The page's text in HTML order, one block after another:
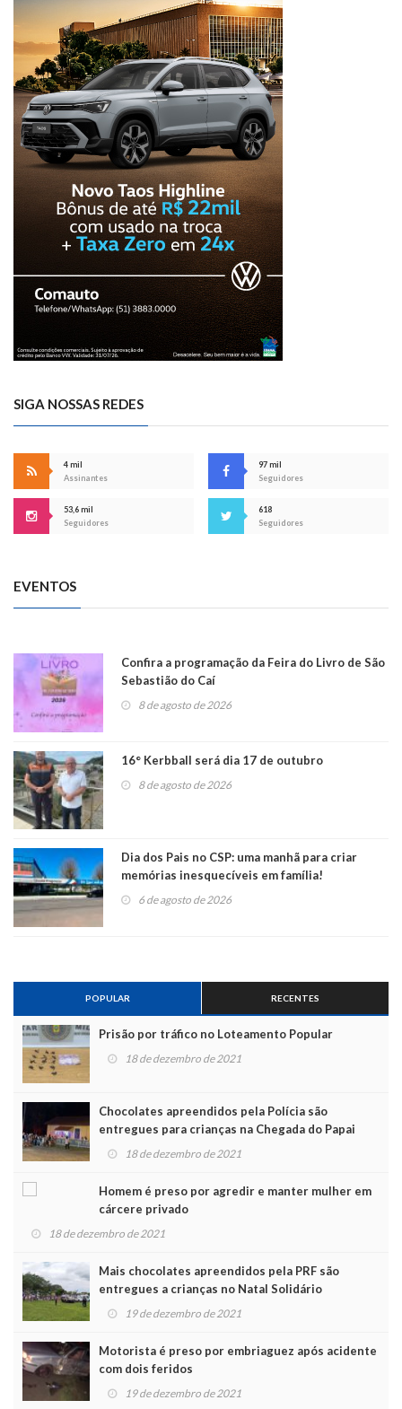
SIGA NOSSAS REDES
4 mil
Assinantes
97 mil
Seguidores
53,6 mil
Seguidores
618
Seguidores
EVENTOS
Confira a programação da Feira do Livro de São
Sebastião do Caí
8 de agosto de 2026
16° Kerbball será dia 17 de outubro
8 de agosto de 2026
Dia dos Pais no CSP: uma manhã para criar
memórias inesquecíveis em família!
6 de agosto de 2026
POPULAR RECENTES
Prisão por tráfico no Loteamento Popular
18 de dezembro de 2021
Chocolates apreendidos pela Polícia são
entregues para crianças na Chegada do Papai
Noel 18 de dezembro de 2021
Homem é preso por agredir e manter mulher em
cárcere privado
18 de dezembro de 2021
Mais chocolates apreendidos pela PRF são
entregues a crianças no Natal Solidário
19 de dezembro de 2021
Motorista é preso por embriaguez após acidente
com dois feridos
19 de dezembro de 2021